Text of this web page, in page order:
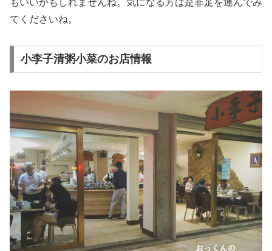
てくださいね。
小李子清粥小菜のお店情報